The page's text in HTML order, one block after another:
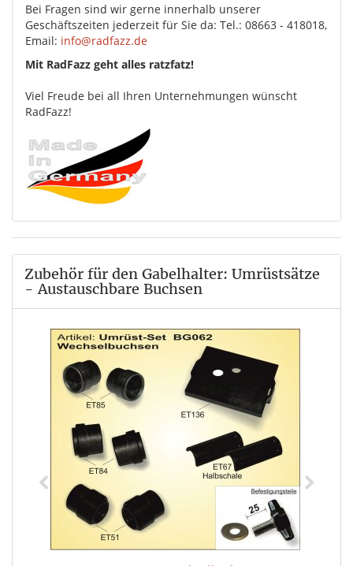
Bei Fragen sind wir gerne innerhalb unserer
Geschäftszeiten jederzeit für Sie da: Tel.: 08663 - 418018,
Email: info@radfazz.de
Mit RadFazz geht alles ratzfatz!
Viel Freude bei all Ihren Unternehmungen wünscht
RadFazz!
Zubehör für den Gabelhalter: Umrüstsätze
- Austauschbare Buchsen